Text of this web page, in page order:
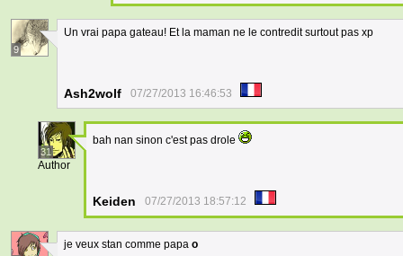
9
Un vrai papa gateau! Et la maman ne le contredit surtout pas xp
Ash2wolf 07/27/2013 16:46:53
31
Author
bah nan sinon c'est pas drole
Keiden 07/27/2013 18:57:12
je veux stan comme papa o